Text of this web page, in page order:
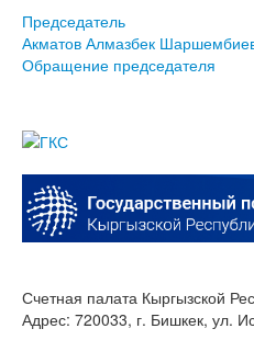
Председатель
Акматов Алмазбек
Обращение председателя
Счетная палата Кыргызской
Адрес: 720033, г. Бишкек, ул.